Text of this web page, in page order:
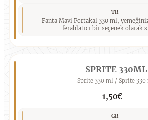
TR
Fanta Mavi Portakal 330 ml,
ferahlatıcı bir seçenek olarak
SPRITE 330ML
Sprite 330 ml / Sprite 330
1,50€
GR